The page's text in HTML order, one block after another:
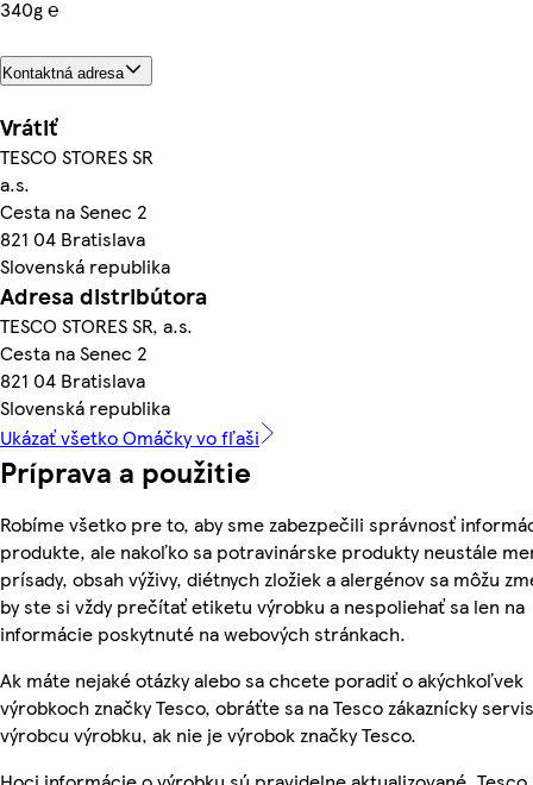
340g ℮
Kontaktná adresa
Vrátiť
TESCO STORES SR
a.s.
Cesta na Senec 2
821 04 Bratislava
Slovenská republika
Adresa distribútora
TESCO STORES SR, a.s.
Cesta na Senec 2
821 04 Bratislava
Slovenská republika
Ukázať všetko Omáčky vo fľaši
Príprava a použitie
Robíme všetko pre to, aby sme zabezpečili správnosť
produkte, ale nakoľko sa potravinárske produkty neustále
prísady, obsah výživy, diétnych zložiek a alergénov sa môžu
by ste si vždy prečítať etiketu výrobku a nespoliehať sa len na
informácie poskytnuté na webových stránkach.
Ak máte nejaké otázky alebo sa chcete poradiť o akýchkoľvek
výrobkoch značky Tesco, obráťte sa na Tesco zákaznícky
výrobcu výrobku, ak nie je výrobok značky Tesco.